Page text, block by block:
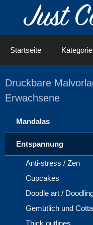
Startseite
Druckbare
Erwachsene
Mandalas
Entspannung
Anti-stress / Zen
Cupcakes
Doodle art /
Gemütlich und
Thick outlines